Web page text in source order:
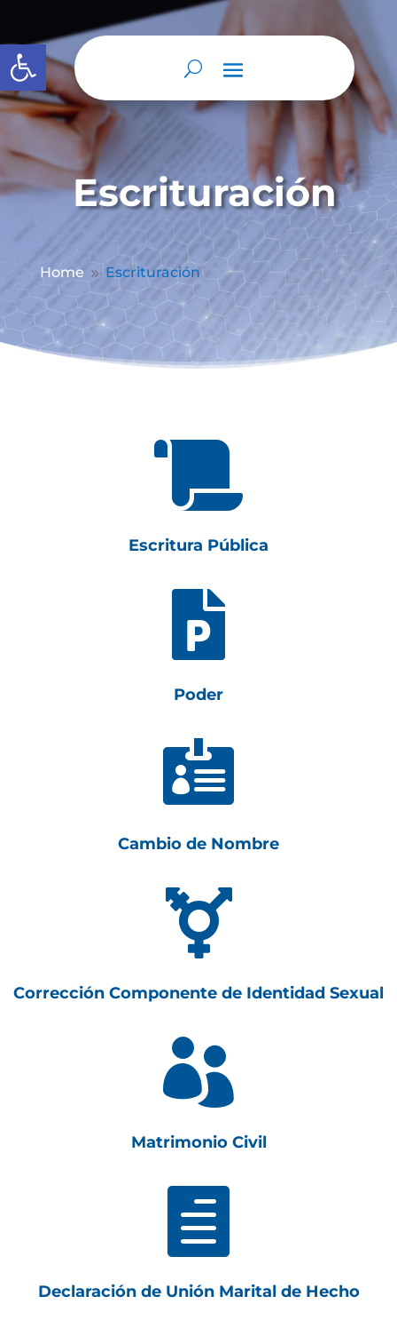
Abrir barra de herramientas
Escrituración
Home 9 Escrituración

Escritura Pública

Poder

Cambio de Nombre

Corrección Componente de Identidad Sexual

Matrimonio Civil

Declaración de Unión Marital de Hecho